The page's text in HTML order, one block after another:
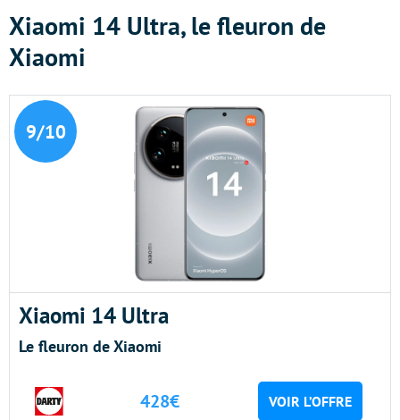
Xiaomi 14 Ultra, le fleuron de
Xiaomi
9/10
Xiaomi 14 Ultra
Le fleuron de Xiaomi
428€ VOIR L’OFFRE